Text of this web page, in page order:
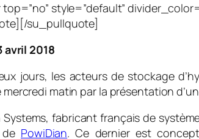
style=”default”
[/su_pullquote]
avril 2018
jours, les acteurs de stockage
matin par la présentation
Systems, fabricant français de
PowiDian. Ce dernier est